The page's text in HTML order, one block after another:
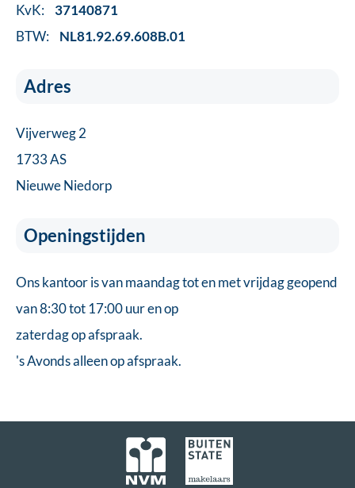
KvK:
37140871
BTW:
NL81.92.69.608B.01
Adres
Vijverweg 2
1733 AS
Nieuwe Niedorp
Openingstijden
Ons kantoor is van maandag tot en met vrijdag geopend
van 8:30 tot 17:00 uur en op
zaterdag op afspraak.
's Avonds alleen op afspraak.